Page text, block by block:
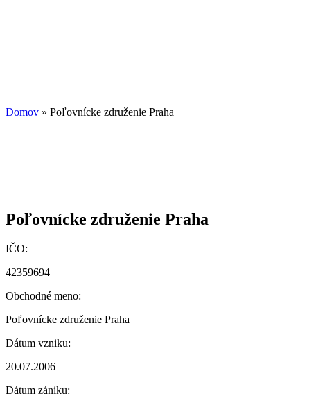
Domov » Poľovnícke združenie Praha
Poľovnícke združenie Praha
IČO:
42359694
Obchodné meno:
Poľovnícke združenie Praha
Dátum vzniku:
20.07.2006
Dátum zániku: